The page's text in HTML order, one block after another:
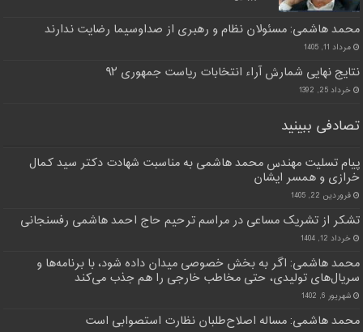
محمد هاشمی: مسئولان نظام و رهبری از صداوسیما رضایت ندارند
مرداد 11, 1405
نتایج نهایی شمارش آراء انتخابات ریاست جمهوری ۹۲
خرداد 25, 1392
تصادفی ببینید
پیام تسلیت مهندس محمد هاشمی به مناسبت شهادت دکتر سید کمال
خرازی و همسر ایشان
فروردین 22, 1405
تشکر از تشریک مساعی در مراسم ترحیم حاج احمد هاشمی رفسنجانی
خرداد 12, 1404
محمد هاشمی: اگر به بخش خصوصی میدان داده شود، با برنامه‌ها و
سریال‌های تولیدی، حتی مخاطب خارجی را هم جذب می‌کند
شهریور 6, 1402
محمد هاشمی: مساله اصلاح‌طلبان نظارت استصوابی است